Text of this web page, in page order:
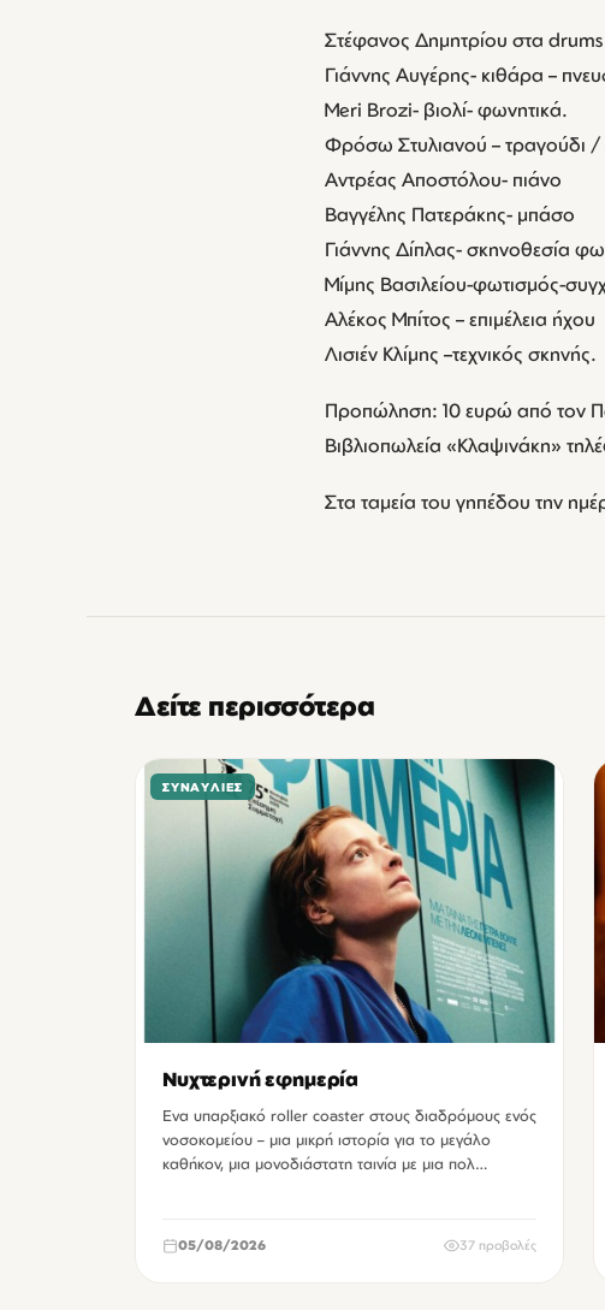
Στέφανος Δημητρίου στα drums
Γιάννης Αυγέρης- κιθάρα –
Meri Brozi- βιολί- φωνητικά.
Φρόσω Στυλιανού – τραγούδι /
Αντρέας Αποστόλου- πιάνο
Βαγγέλης Πατεράκης- μπάσο
Γιάννης Δίπλας- σκηνοθεσία
Μίμης Βασιλείου-φωτισμός-
Αλέκος Μπίτος – επιμέλεια ήχου
Λισιέν Κλίμης –τεχνικός σκηνής.
Προπώληση: 10 ευρώ από τον
Βιβλιοπωλεία «Κλαψινάκη»
Στα ταμεία του γηπέδου την
Δείτε περισσότερα
ΣΥΝΑΥΛΊΕΣ
Νυχτερινή εφημερία
Ενα υπαρξιακό roller coaster στους διαδρόμους ενός
νοσοκομείου – μια μικρή ιστορία για το μεγάλο
καθήκον, μια μονοδιάστατη ταινία με μια πολ…
05/08/2026 37 προβολές